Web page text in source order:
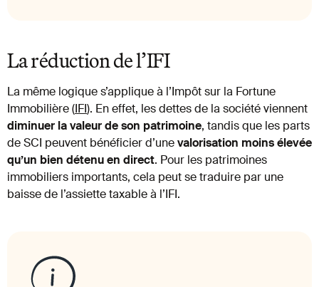
La réduction de l’IFI
La même logique s’applique à l’Impôt sur la Fortune
Immobilière (IFI). En effet, les dettes de la société viennent
diminuer la valeur de son patrimoine, tandis que les parts
de SCI peuvent bénéficier d’unevalorisation moins élevée
qu’un bien détenu en direct. Pour les patrimoines
immobiliers importants, cela peut se traduire par une
baisse de l’assiette taxable à l’IFI.